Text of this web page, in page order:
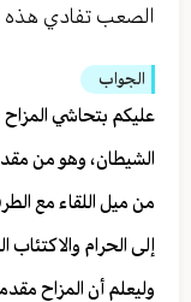
الصعب تفادي هذه
الجواب
عليكم بتحاشي
الشيطان، وهو من
من ميل اللقاء مع
إلى الحرام
وليعلم أن المزاح